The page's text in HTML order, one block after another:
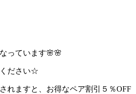
っています🌸🌸
ださい☆
れますと、お得なペア割引５％OFF